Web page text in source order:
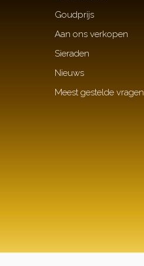
Goudprijs
Aan ons verkopen
Sieraden
Nieuws
Meest gestelde vragen